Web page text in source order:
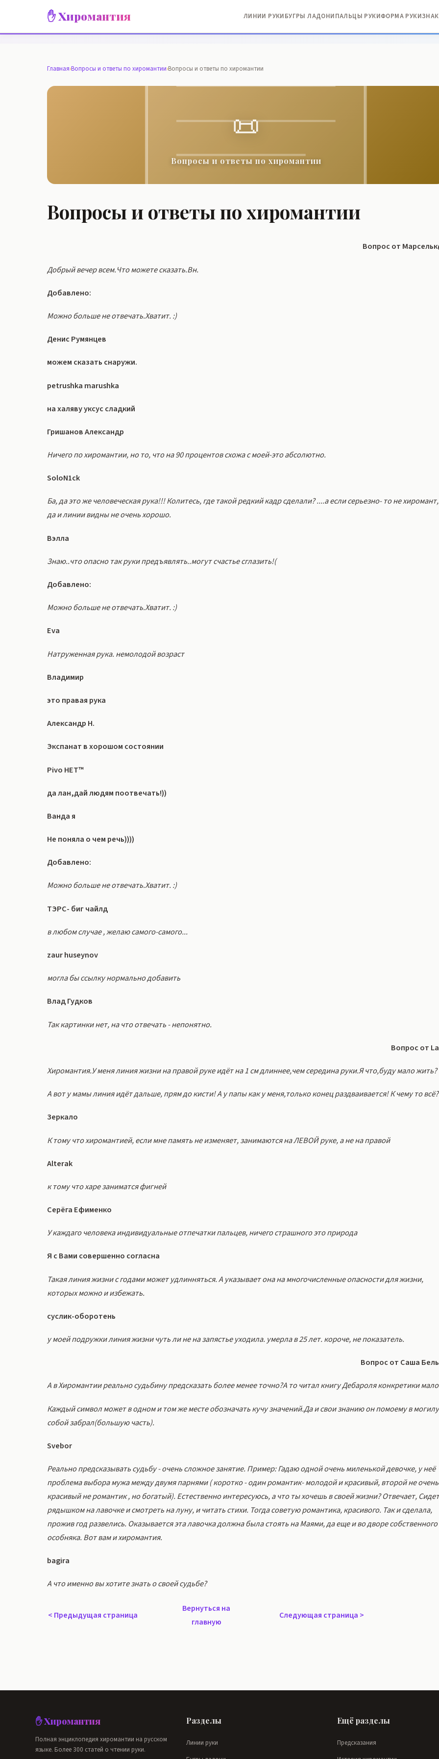
✋ Хиромантия ЛИНИИ РУКИБУГРЫ ЛАДОНИПАЛЬЦЫ РУКИФОРМА РУКИ
Главная›Вопросы и ответы по хиромантии›Вопросы и ответы по хиромантии
📜
Вопросы и ответы по хиромантии
Вопросы и ответы по хиромантии
Вопрос от
Добрый вечер всем.Что можете сказать.Вн.
Добавлено:
Можно больше не отвечать.Хватит. :)
Денис Румянцев
можем сказать снаружи.
petrushka marushka
на халяву уксус сладкий
Гришанов Александр
Ничего по хиромантии, но то, что на 90 процентов схожа с моей-это абсолютно.
SoloN1ck
Ба, да это же человеческая рука!!! Колитесь, где такой редкий кадр сделали? ....а если серьезно- то не хиромант,
да и линии видны не очень хорошо.
Вэлла
Знаю..что опасно так руки предъявлять..могут счастье сглазить!(
Добавлено:
Можно больше не отвечать.Хватит. :)
Eva
Натруженная рука. немолодой возраст
Владимир
это правая рука
Александр Н.
Экспанат в хорошом состоянии
Pivo HET™
да лан,дай людям поотвечать!))
Ванда я
Не поняла о чем речь))))
Добавлено:
Можно больше не отвечать.Хватит. :)
ТЭРС- биг чайлд
в любом случае , желаю самого-самого...
zaur huseynov
могла бы ссылку нормально добавить
Влад Гудков
Так картинки нет, на что отвечать - непонятно.
Вопрос от
Хиромантия.У меня линия жизни на правой руке идёт на 1 см длиннее,чем середина руки.Я что,буду мало жить?
А вот у мамы линия идёт дальше, прям до кисти! А у папы как у меня,только конец раздваивается! К чему то всё?
Зеркало
К тому что хиромантией, если мне память не изменяет, занимаются на ЛЕВОЙ руке, а не на правой
Alterak
к тому что харе заниматся фигней
Серёга Ефименко
У каждаго человека индивидуальные отпечатки пальцев, ничего страшного это природа
Я с Вами совершенно согласна
Такая линия жизни с годами может удлинняться. А указывает она на многочисленные опасности для жизни,
которых можно и избежать.
суслик-оборотень
у моей подружки линия жизни чуть ли не на запястье уходила. умерла в 25 лет. короче, не показатель.
Вопрос от Саша
А в Хиромантии реально судьбину предсказать более менее точно?А то читал книгу Дебароля конкретики
Каждый символ может в одном и том же месте обозначать кучу значений.Да и свои знанию он помоему в могилу
собой забрал(большую часть).
Svebor
Реально предсказывать судьбу - очень сложное занятие. Пример: Гадаю одной очень миленькой девочке, у неё
проблема выбора мужа между двумя парнями ( коротко - один романтик- молодой и красивый, второй не очень
красивый не романтик , но богатый). Естественно интересуюсь, а что ты хочешь в своей жизни? Отвечает,
рядышком на лавочке и смотреть на луну, и читать стихи. Тогда советую романтика, красивого. Так и сделала,
прожив год развелись. Оказывается эта лавочка должна была стоять на Маями, да еще и во дворе собственного
особняка. Вот вам и хиромантия.
bagira
А что именно вы хотите знать о своей судьбе?
< Предыдущая страница
Вернуться на
главную
Следующая страница >
✋ Хиромантия
Полная энциклопедия хиромантии на русском
языке. Более 300 статей о чтении руки.
Разделы
Линии руки
Ещё разделы
Предсказания